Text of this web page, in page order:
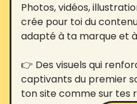
Photos, vidéos,
crée pour toi du
adapté à ta marque et
👉 Des visuels qui
captivants du premier
ton site comme sur tes